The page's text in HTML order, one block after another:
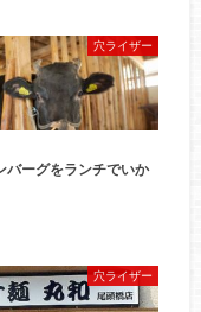
穴ライザー
バーグをランチでいか
穴ライザー